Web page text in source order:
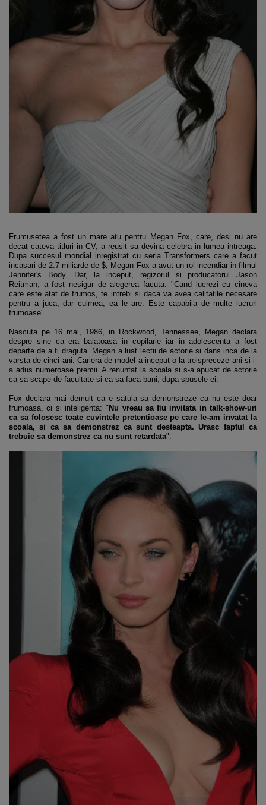
Frumusetea a fost un mare atu pentru Megan Fox, care, desi nu are
decat cateva titluri in CV, a reusit sa devina celebra in lumea intreaga.
Dupa succesul mondial inregistrat cu seria Transformers care a facut
incasari de 2.7 miliarde de $, Megan Fox a avut un rol incendiar in filmul
Jennifer's Body. Dar, la inceput, regizorul si producatorul Jason
Reitman, a fost nesigur de alegerea facuta: "Cand lucrezi cu cineva
care este atat de frumos, te intrebi si daca va avea calitatile necesare
pentru a juca, dar culmea, ea le are. Este capabila de multe lucruri
frumoase".
Nascuta pe 16 mai, 1986, in Rockwood, Tennessee, Megan declara
despre sine ca era baiatoasa in copilarie iar in adolescenta a fost
departe de a fi draguta. Megan a luat lectii de actorie si dans inca de la
varsta de cinci ani. Cariera de model a inceput-o la treispreceze ani si i-
a adus numeroase premii. A renuntat la scoala si s-a apucat de actorie
ca sa scape de facultate si ca sa faca bani, dupa spusele ei.
Fox declara mai demult ca e satula sa demonstreze ca nu este doar
frumoasa, ci si inteligenta: "Nu vreau sa fiu invitata in talk-show-uri
ca sa folosesc toate cuvintele pretentioase pe care le-am invatat la
scoala, si ca sa demonstrez ca sunt desteapta. Urasc faptul ca
trebuie sa demonstrez ca nu sunt retardata".